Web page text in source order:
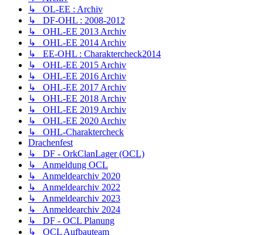
↳ OL-EE : Archiv
↳ DF-OHL : 2008-2012
↳ OHL-EE 2013 Archiv
↳ OHL-EE 2014 Archiv
↳ EE-OHL : Charaktercheck2014
↳ OHL-EE 2015 Archiv
↳ OHL-EE 2016 Archiv
↳ OHL-EE 2017 Archiv
↳ OHL-EE 2018 Archiv
↳ OHL-EE 2019 Archiv
↳ OHL-EE 2020 Archiv
↳ OHL-Charaktercheck
Drachenfest
↳ DF - OrkClanLager (OCL)
↳ Anmeldung OCL
↳ Anmeldearchiv 2020
↳ Anmeldearchiv 2022
↳ Anmeldearchiv 2023
↳ Anmeldearchiv 2024
↳ DF - OCL Planung
↳ OCL Aufbauteam